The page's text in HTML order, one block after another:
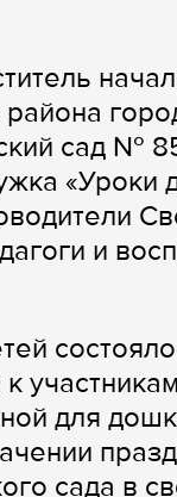
сад №
«Уроки
и
для
сада в